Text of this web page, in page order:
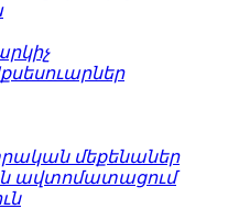
մեքենաներ
ավտոմատացում